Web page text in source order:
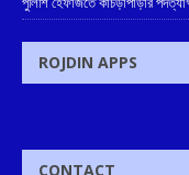
ROJDIN APPS
CONTACT